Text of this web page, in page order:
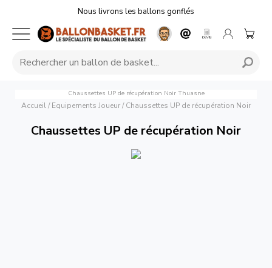
Nous livrons les ballons gonflés
Chaussettes UP de récupération Noir Thuasne
Accueil/ Equipements Joueur/ Chaussettes UP de récupération Noir
Chaussettes UP de récupération Noir